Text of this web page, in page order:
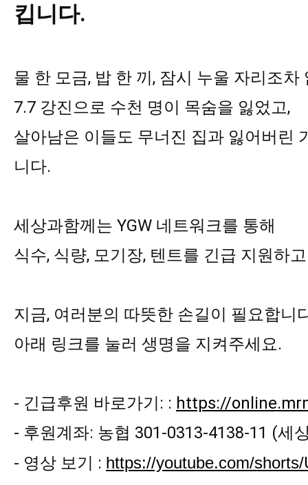
킵니다.
물 한 모금, 밥 한 끼, 잠시 누울 자리조차
7.7 강진으로 수천 명이 목숨을 잃었고,
살아남은 이들도 무너진 집과 잃어버린
니다.
세상과함께는 YGW 네트워크를 통해
식수, 식량, 모기장, 텐트를 긴급 지원하
지금, 여러분의 따뜻한 손길이 필요합니
아래 링크를 눌러 생명을 지켜주세요.
- 긴급후원 바로가기: : https://
- 후원계좌: 농협 301-0313-4138-11 (세
- 영상 보기 : https://youtube.com/